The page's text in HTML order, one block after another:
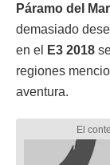
Páramo del
demasiado
en el
E3 2018
regiones
aventura.